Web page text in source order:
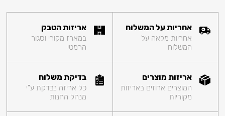
אחריות על המשלוח
אחריות מלאה על
המשלוח
אריזות הטבק
במארז מקורי וסגור
הרמטי
אריזות מוצרים
המוצרים ארוזים באריזות
מקוריות
בדיקת משלוח
כל אריזה נבדקת ע"י
מנהל החנות